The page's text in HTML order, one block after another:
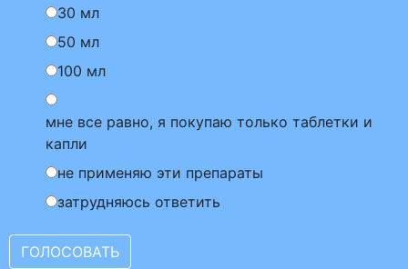
30 мл
50 мл
100 мл
мне все равно, я покупаю только таблетки и
капли
не применяю эти препараты
затрудняюсь ответить